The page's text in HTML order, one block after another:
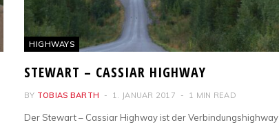
HIGHWAYS
STEWART – CASSIAR HIGHWAY
BY TOBIAS BARTH 1. JANUAR 2017 1 MIN READ
Der Stewart – Cassiar Highway ist der Verbindungshighway